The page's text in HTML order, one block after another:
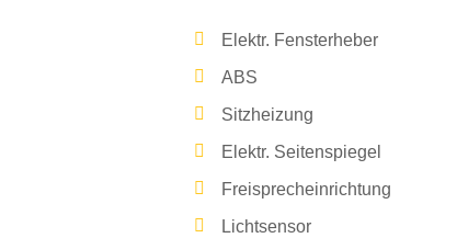
Elektr. Fensterheber
ABS
Sitzheizung
Elektr. Seitenspiegel
Freisprecheinrichtung
Lichtsensor